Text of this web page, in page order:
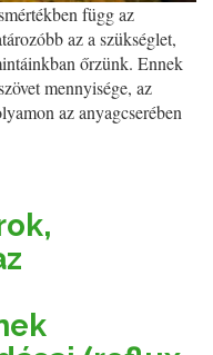
függ az
az a szükséglet,
őrzünk. Ennek
mennyisége, az
az anyagcserében